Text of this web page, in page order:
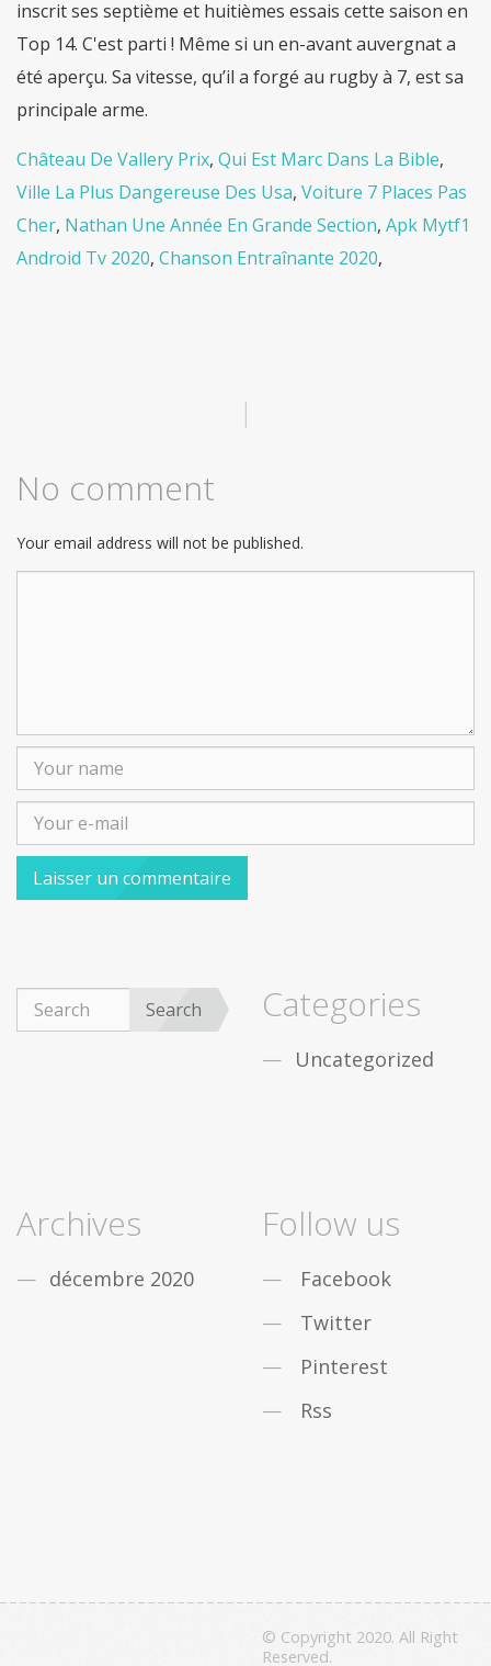
Château De Vallery Prix, Qui Est Marc Dans La Bible,
Ville La Plus Dangereuse Des Usa, Voiture 7 Places Pas
Cher, Nathan Une Année En Grande Section, Apk Mytf1
Android Tv 2020, Chanson Entraînante 2020,
|
No comment
Your email address will not be published.
Search Categories
Uncategorized
Archives
décembre 2020
Follow us
Facebook
Twitter
Pinterest
Rss
© Copyright 2020. All Right
Reserved.